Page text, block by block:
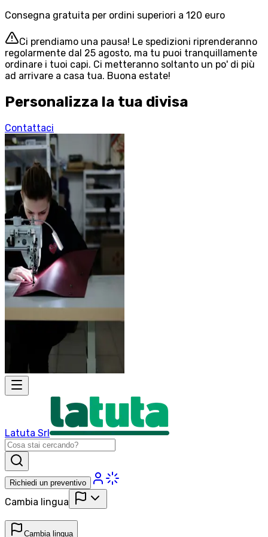
Consegna gratuita per ordini superiori a 120 euro
Ci prendiamo una pausa! Le spedizioni riprenderanno
regolarmente dal 25 agosto, ma tu puoi tranquillamente
ordinare i tuoi capi. Ci metteranno soltanto un po' di più
ad arrivare a casa tua. Buona estate!
Personalizza la tua divisa
Contattaci
Latuta Srl
Richiedi un preventivo
Cambia lingua
Cambia lingua